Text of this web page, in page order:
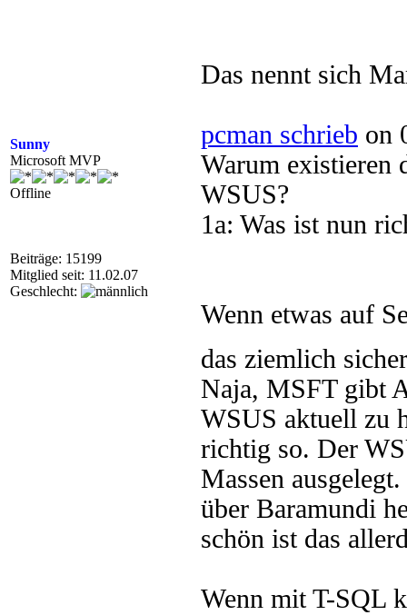
Sunny
Microsoft MVP
Offline
Beiträge: 15199
Mitglied seit: 11.02.07
Geschlecht:
Das nennt sich
pcman schrieb on
Warum existieren
WSUS?
1a: Was ist nun
Wenn etwas auf
das ziemlich
Naja, MSFT gibt
WSUS aktuell zu
richtig so. Der
Massen
über Baramundi
schön ist das
Wenn mit T-SQL